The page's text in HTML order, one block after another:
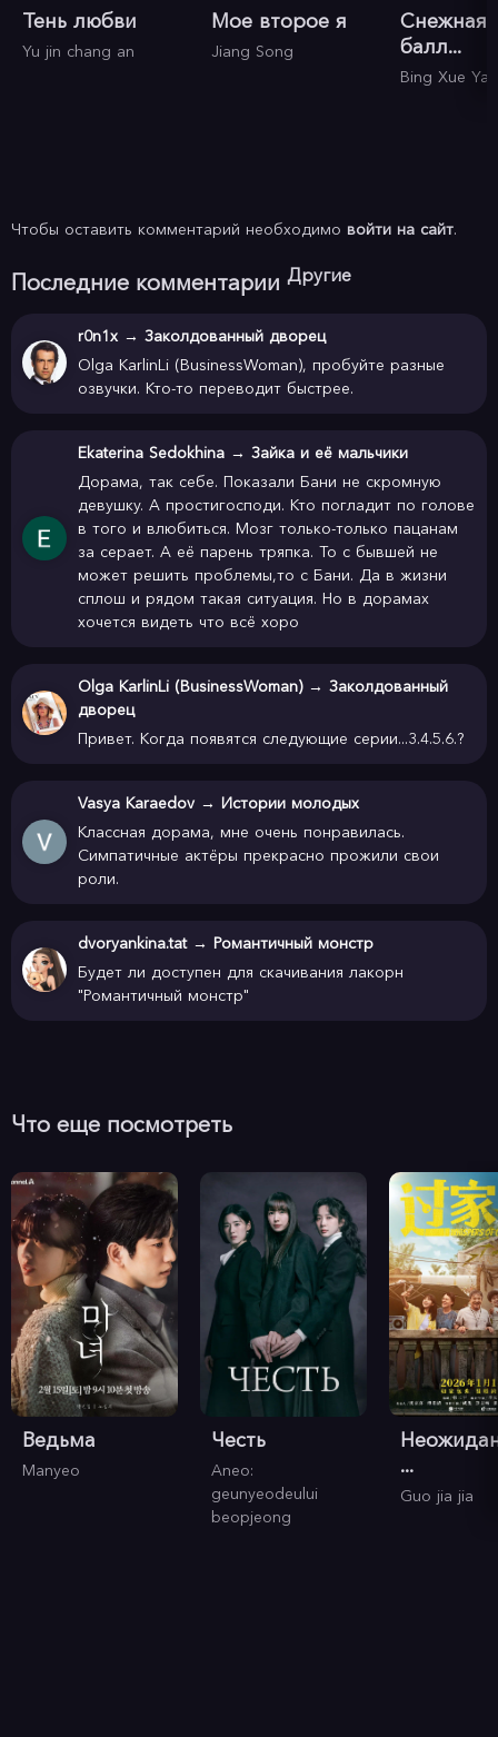
Тень любви
Yu jin chang an
Мое второе я
Jiang Song
Снежная
балл...
Bing Xue Yao
Чтобы оставить комментарий необходимо войти на сайт.
Последние комментарии Другие
r0n1x → Заколдованный дворец
Olga KarlinLi (BusinessWoman), пробуйте разные
озвучки. Кто-то переводит быстрее.
Ekaterina Sedokhina → Зайка и её мальчики
Дорама, так себе. Показали Бани не скромную
девушку. А простигосподи. Кто погладит по голове
в того и влюбиться. Мозг только-только пацанам
за серает. А её парень тряпка. То с бывшей не
может решить проблемы,то с Бани. Да в жизни
сплош и рядом такая ситуация. Но в дорамах
хочется видеть что всё хоро
Olga KarlinLi (BusinessWoman) → Заколдованный
дворец
Привет. Когда появятся следующие серии...3.4.5.6.?
Vasya Karaedov → Истории молодых
Классная дорама, мне очень понравилась.
Симпатичные актёры прекрасно прожили свои
роли.
dvoryankina.tat → Романтичный монстр
Будет ли доступен для скачивания лакорн
"Романтичный монстр"
Что еще посмотреть
Ведьма
Manyeo
Честь
Aneo:
geunyeodeului
beopjeong
...
Guo jia jia